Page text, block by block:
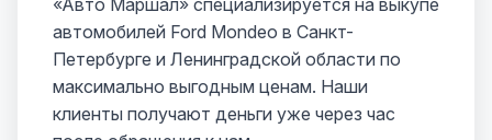
«Авто Маршал» специализируется на выкупе
автомобилей Ford Mondeo в Санкт-
Петербурге и Ленинградской области по
максимально выгодным ценам. Наши
клиенты получают деньги уже через час